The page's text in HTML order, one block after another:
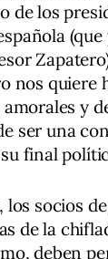
de los
(que
nos quiere
y
ser una
final
los socios
de la
deben